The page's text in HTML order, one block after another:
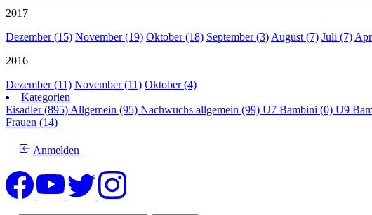
2017
Dezember (15) November (19) Oktober (18) September (3) August (7) Juli (7)
2016
Dezember (11) November (11) Oktober (4)
Kategorien
Eisadler (895) Allgemein (95) Nachwuchs allgemein (99) U7 Bambini (0) U9
Frauen (14)
Anmelden